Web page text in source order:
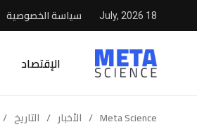
18 July, 2026 سياسة الخصوصية
الإقتصاد
Meta Science
/ الأخبار / التاريخ /